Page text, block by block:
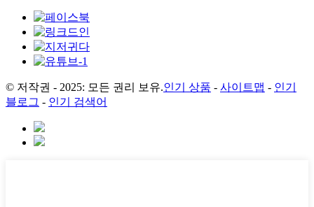
© 저작권 - 2025: 모든 권리 보유.인기 상품 - 사이트맵 - 인기
블로그 - 인기 검색어